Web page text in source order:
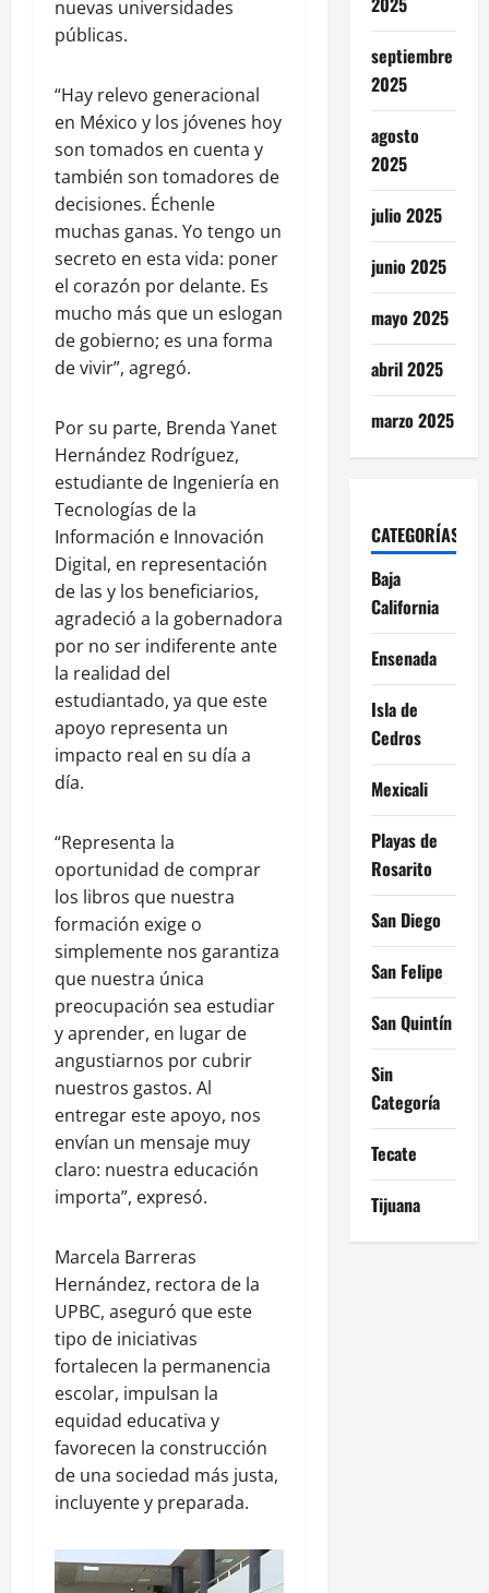
nuevas universidades
públicas.
“Hay relevo generacional
en México y los jóvenes hoy
son tomados en cuenta y
también son tomadores de
decisiones. Échenle
muchas ganas. Yo tengo un
secreto en esta vida: poner
el corazón por delante. Es
mucho más que un eslogan
de gobierno; es una forma
de vivir”, agregó.
Por su parte, Brenda Yanet
Hernández Rodríguez,
estudiante de Ingeniería en
Tecnologías de la
Información e Innovación
Digital, en representación
de las y los beneficiarios,
agradeció a la gobernadora
por no ser indiferente ante
la realidad del
estudiantado, ya que este
apoyo representa un
impacto real en su día a
día.
“Representa la
oportunidad de comprar
los libros que nuestra
formación exige o
simplemente nos garantiza
que nuestra única
preocupación sea estudiar
y aprender, en lugar de
angustiarnos por cubrir
nuestros gastos. Al
entregar este apoyo, nos
envían un mensaje muy
claro: nuestra educación
importa”, expresó.
Marcela Barreras
Hernández, rectora de la
UPBC, aseguró que este
tipo de iniciativas
fortalecen la permanencia
escolar, impulsan la
equidad educativa y
favorecen la construcción
de una sociedad más justa,
incluyente y preparada.
septiembre
2025
agosto
2025
julio 2025
junio 2025
mayo 2025
abril 2025
marzo 2025
CATEGORÍAS
Baja
California
Ensenada
Isla de
Cedros
Mexicali
Playas de
Rosarito
San Diego
San Felipe
San Quintín
Sin
Categoría
Tecate
Tijuana